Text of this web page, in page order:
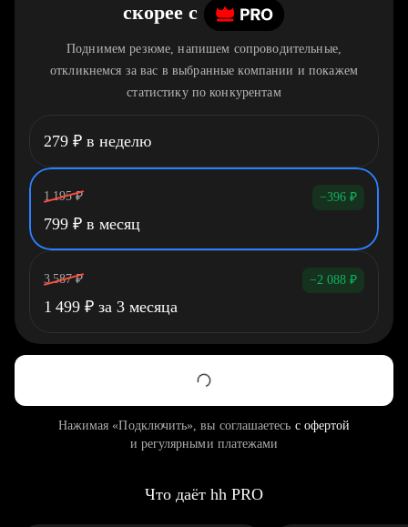
скорее c
Поднимем резюме, напишем сопроводительные,
откликнемся за вас в выбранные компании и покажем
статистику по конкурентам
279 ₽ в неделю
1 195 ₽ −396 ₽
799 ₽ в месяц
3 587 ₽ −2 088 ₽
1 499 ₽ за 3 месяца
Нажимая «Подключить», вы соглашаетесь с офертой
и регулярными платежами
Что даёт hh PRO